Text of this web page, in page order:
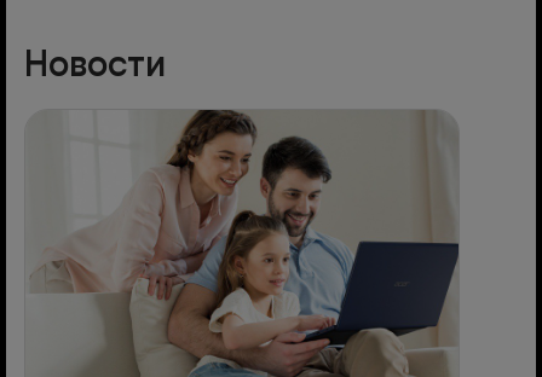
Новости